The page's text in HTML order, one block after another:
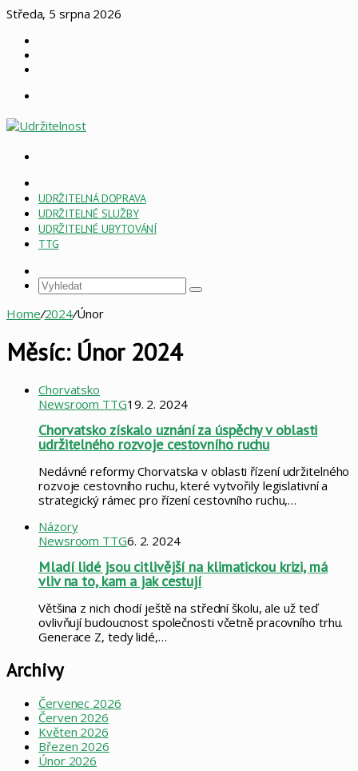
Středa, 5 srpna 2026
PAGE
ESG
UDRŽITELNÁ DOPRAVA
UDRŽITELNÉ SLUŽBY
UDRŽITELNÉ UBYTOVÁNÍ
TTG
Vyhledat
Home/2024/Únor
Měsíc: Únor 2024
Chorvatsko
Newsroom TTG19. 2. 2024
Chorvatsko získalo uznání za úspěchy v oblasti
udržitelného rozvoje cestovního ruchu
Nedávné reformy Chorvatska v oblasti řízení udržitelného
rozvoje cestovního ruchu, které vytvořily legislativní a
strategický rámec pro řízení cestovního ruchu,…
Názory
Newsroom TTG6. 2. 2024
Mladí lidé jsou citlivější na klimatickou krizi, má
vliv na to, kam a jak cestují
Většina z nich chodí ještě na střední školu, ale už teď
ovlivňují budoucnost společnosti včetně pracovního trhu.
Generace Z, tedy lidé,…
Archivy
Červenec 2026
Červen 2026
Květen 2026
Březen 2026
Únor 2026